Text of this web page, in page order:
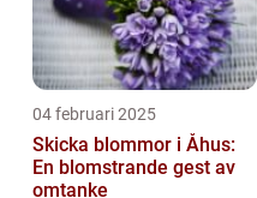
04 februari 2025
Skicka blommor i Åhus:
En blomstrande gest av
omtanke